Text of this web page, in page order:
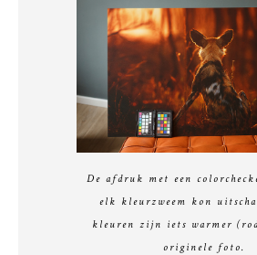
De afdruk met een
elk kleurzweem kon
kleuren zijn iets warmer
originele foto.